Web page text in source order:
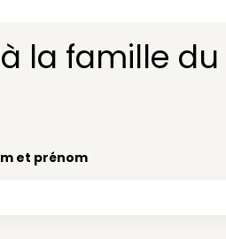
la famille
et prénom